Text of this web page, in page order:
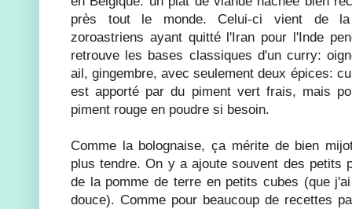
près tout le monde. Celui-ci vient de la
zoroastriens ayant quitté l'Iran pour l'Inde
retrouve les bases classiques d'un curry:
ail, gingembre, avec seulement deux épices:
est apporté par du piment vert frais, mais
piment rouge en poudre si besoin.
Comme la bolognaise, ça mérite de bien
plus tendre. On y a ajoute souvent des petits
de la pomme de terre en petits cubes (que
douce). Comme pour beaucoup de recettes